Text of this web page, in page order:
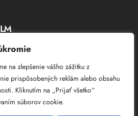
na zlepšenie vášho zážitku z
prispôsobených reklám alebo obsahu
Kliknutím na „Prijať všetko“
súborov cookie.